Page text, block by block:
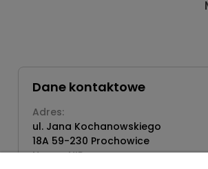
Dane kontaktowe
Adres:
ul. Jana Kochanowskiego
18A 59-230 Prochowice
Numer NIP: